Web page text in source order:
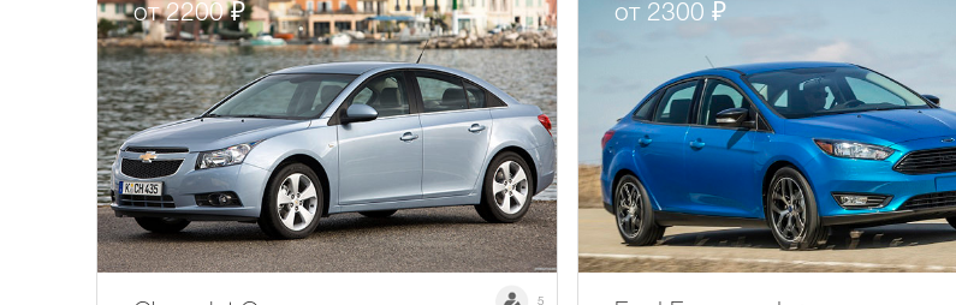
от 2200 ₽
5
от 2300 ₽